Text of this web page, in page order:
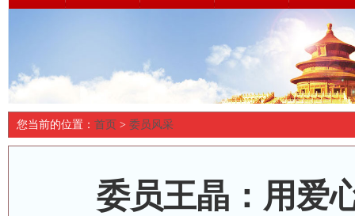
您当前的位置： 首页 > 委员风采
委员王晶：用爱